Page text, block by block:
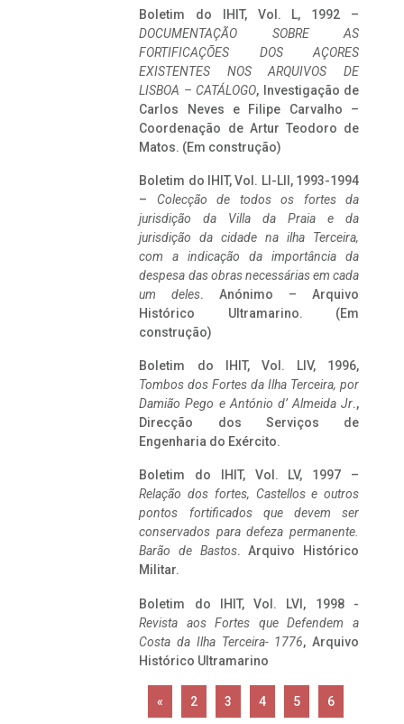
Boletim do IHIT, Vol. L, 1992 –
DOCUMENTAÇÃO SOBRE AS
FORTIFICAÇÕES DOS AÇORES
EXISTENTES NOS ARQUIVOS DE
LISBOA – CATÁLOGO, Investigação de
Carlos Neves e Filipe Carvalho –
Coordenação de Artur Teodoro de
Matos. (Em construção)
Boletim do IHIT, Vol. LI-LII, 1993-1994
– Colecção de todos os fortes da
jurisdição da Villa da Praia e da
jurisdição da cidade na ilha Terceira,
com a indicação da importância da
despesa das obras necessárias em cada
um deles. Anónimo – Arquivo
Histórico Ultramarino. (Em
construção)
Boletim do IHIT, Vol. LIV, 1996,
Tombos dos Fortes da Ilha Terceira, por
Damião Pego e António d’ Almeida Jr.,
Direcção dos Serviços de
Engenharia do Exército.
Boletim do IHIT, Vol. LV, 1997 –
Relação dos fortes, Castellos e outros
pontos fortificados que devem ser
conservados para defeza permanente.
Barão de Bastos. Arquivo Histórico
Militar.
Boletim do IHIT, Vol. LVI, 1998 -
Revista aos Fortes que Defendem a
Costa da Ilha Terceira- 1776, Arquivo
Histórico Ultramarino
« 2 3 4 5 6